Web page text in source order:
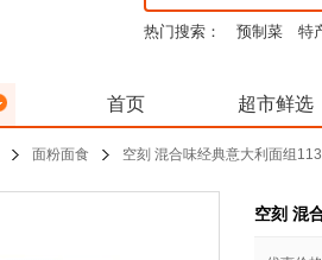
热门搜索： 预制菜 特
首页 超市鲜选
面粉面食 空刻 混合味经典意大利面组
空刻 混